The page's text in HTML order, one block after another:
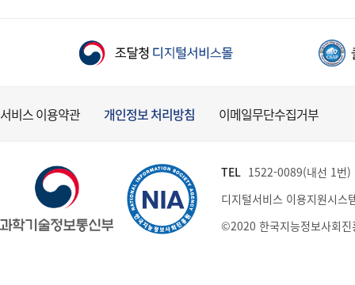
서비스 이용약관 개인정보 처리방침 이메일무단수집거부
TEL 1522-0089(내선 1번
디지털서비스 이용지원시스
©2020 한국지능정보사회진